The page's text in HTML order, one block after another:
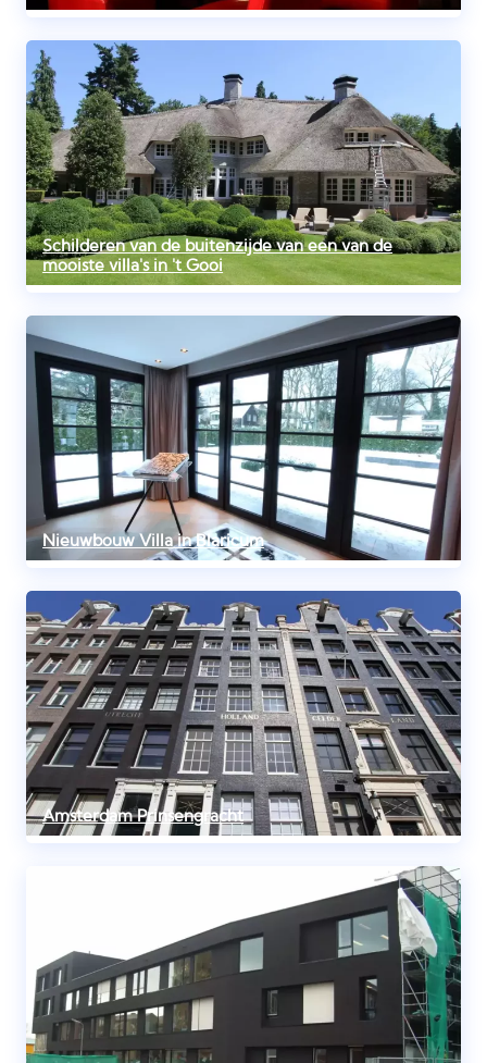
Schilderen van de buitenzijde van een van de
mooiste villa's in 't Gooi
Nieuwbouw Villa in Blaricum
Amsterdam Prinsengracht